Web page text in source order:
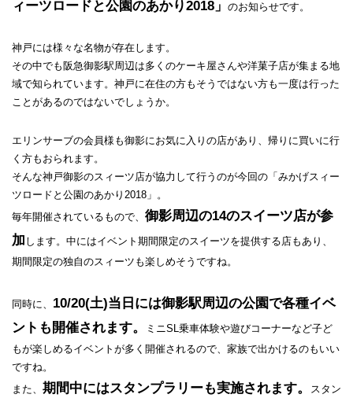
ィーツロードと公園のあかり2018」 のお知らせです。
神戸には様々な名物が存在します。
その中でも阪急御影駅周辺は多くのケーキ屋さんや洋菓子店が集まる地
域で知られています。神戸に在住の方もそうではない方も一度は行った
ことがあるのではないでしょうか。
エリンサーブの会員様も御影にお気に入りの店があり、帰りに買いに行
く方もおられます。
そんな神戸御影のスィーツ店が協力して行うのが今回の「みかげスィー
ツロードと公園のあかり2018」。
毎年開催されているもので、 御影周辺の14のスイーツ店が参
加 します。中にはイベント期間限定のスイーツを提供する店もあり、
期間限定の独自のスィーツも楽しめそうですね。
同時に、 10/20(土)当日には御影駅周辺の公園で各種イベ
ントも開催されます。
ミニSL乗車体験や遊びコーナーなど子ど
もが楽しめるイベントが多く開催されるので、家族で出かけるのもいい
ですね。
また、 期間中にはスタンプラリーも実施されます。
スタン